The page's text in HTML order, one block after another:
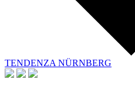
TENDENZA NÜRNBERG